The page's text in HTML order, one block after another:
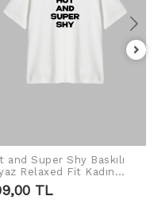
SEPETE EKLE
and Super Shy Baskılı
Relaxed Fit Kadın
TL